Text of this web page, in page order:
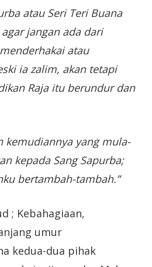
atau Seri Teri Buana
jangan ada dari
atau
ia zalim, akan tetapi
Raja itu berundur dan
kemudiannya yang mula-
kepada Sang Sapurba;
bertambah-tambah.”
; Kebahagiaan,
umur
kedua-dua pihak